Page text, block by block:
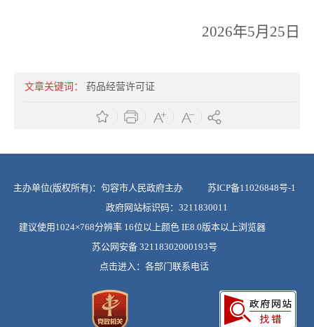
2026年5月25日
文章关键词： 药品经营许可证
主办单位(版权所有)：句容市人民政府主办 苏ICP备11026848号-1
政府网站标识码：3211830011
建议使用1024×768分辨率 16位以上颜色 IE8.0版本以上浏览器
苏公网安备 32118302000193号
点击进入： 各部门联系电话